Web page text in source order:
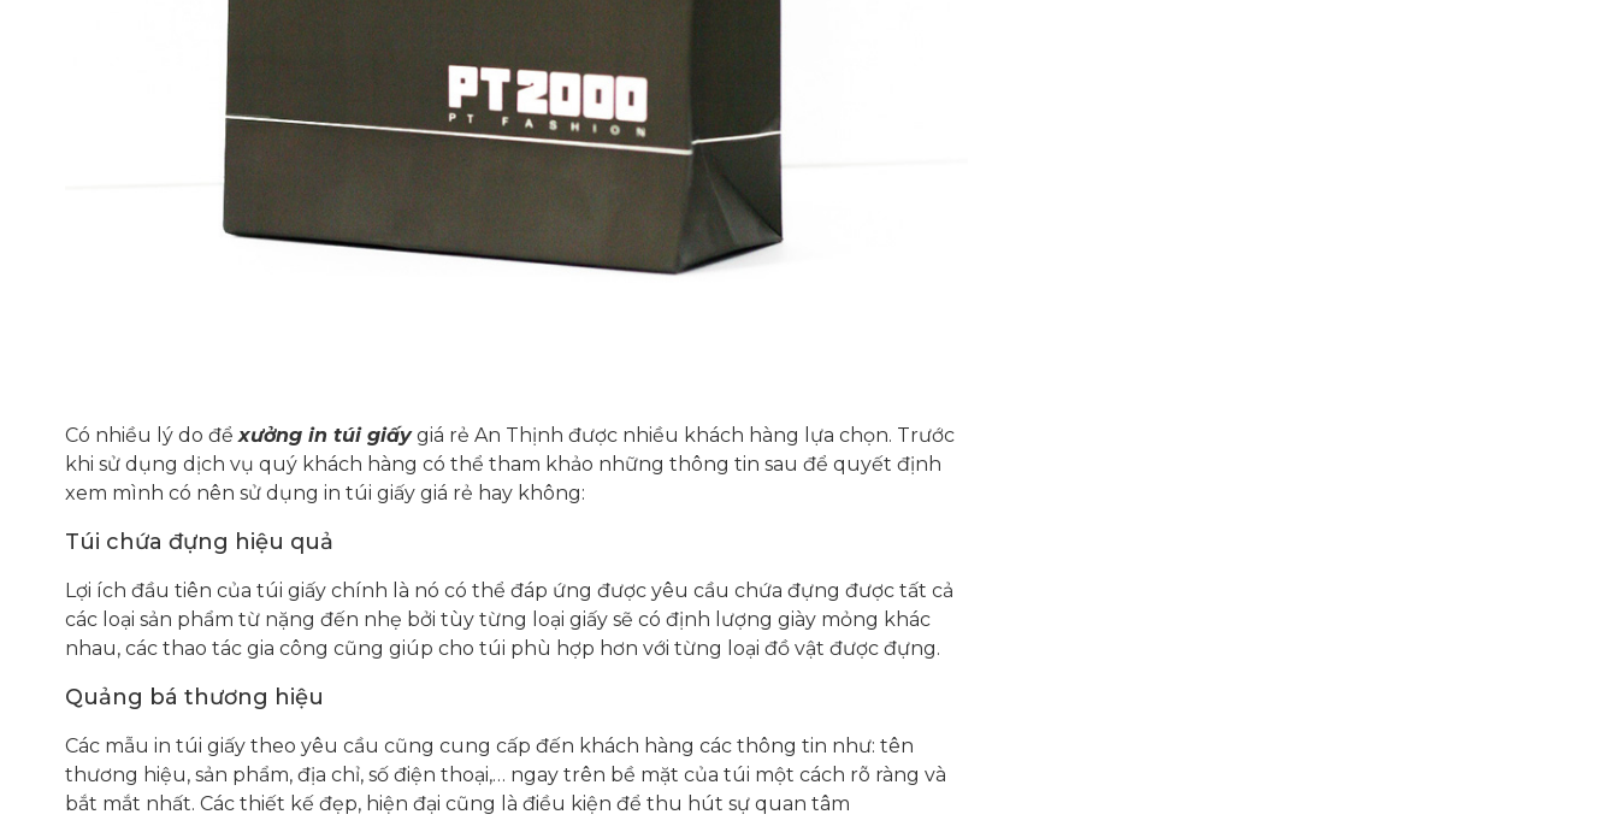
Có nhiều lý do để xưởng in túi giấygiá rẻ An Thịnh được nhiều khách hàng lựa chọn. Trước
khi sử dụng dịch vụ quý khách hàng có thể tham khảo những thông tin sau để quyết định
xem mình có nên sử dụng in túi giấy giá rẻ hay không:
Túi chứa đựng hiệu quả
Lợi ích đầu tiên của túi giấy chính là nó có thể đáp ứng được yêu cầu chứa đựng được tất cả
các loại sản phẩm từ nặng đến nhẹ bởi tùy từng loại giấy sẽ có định lượng giày mỏng khác
nhau, các thao tác gia công cũng giúp cho túi phù hợp hơn với từng loại đồ vật được đựng.
Quảng bá thương hiệu
Các mẫu in túi giấy theo yêu cầu cũng cung cấp đến khách hàng các thông tin như: tên
thương hiệu, sản phẩm, địa chỉ, số điện thoại,… ngay trên bề mặt của túi một cách rõ ràng và
bắt mắt nhất. Các thiết kế đẹp, hiện đại cũng là điều kiện để thu hút sự quan tâm